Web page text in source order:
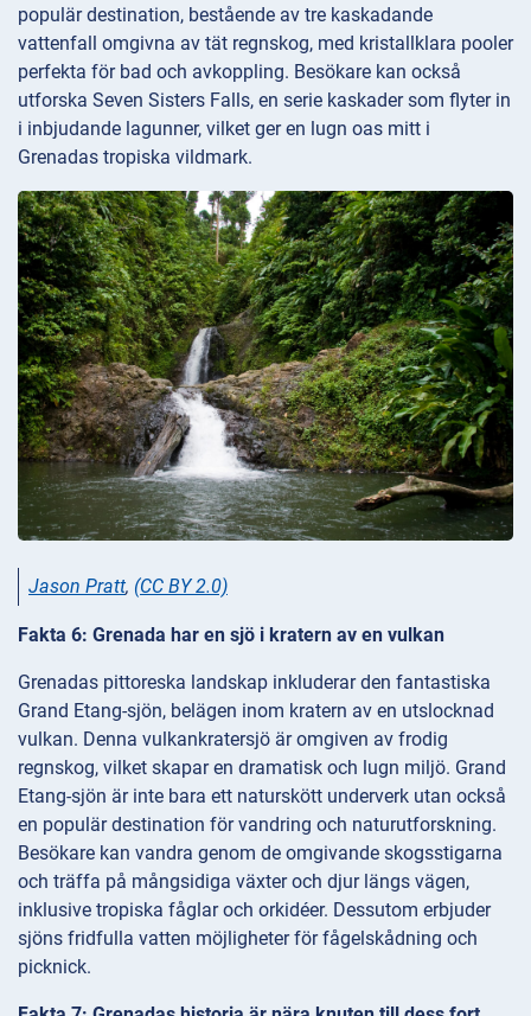
populär destination, bestående av tre kaskadande
vattenfall omgivna av tät regnskog, med kristallklara pooler
perfekta för bad och avkoppling. Besökare kan också
utforska Seven Sisters Falls, en serie kaskader som flyter in
i inbjudande lagunner, vilket ger en lugn oas mitt i
Grenadas tropiska vildmark.
Jason Pratt, (CC BY 2.0)
Fakta 6: Grenada har en sjö i kratern av en vulkan
Grenadas pittoreska landskap inkluderar den fantastiska
Grand Etang-sjön, belägen inom kratern av en utslocknad
vulkan. Denna vulkankratersjö är omgiven av frodig
regnskog, vilket skapar en dramatisk och lugn miljö. Grand
Etang-sjön är inte bara ett naturskött underverk utan också
en populär destination för vandring och naturutforskning.
Besökare kan vandra genom de omgivande skogsstigarna
och träffa på mångsidiga växter och djur längs vägen,
inklusive tropiska fåglar och orkidéer. Dessutom erbjuder
sjöns fridfulla vatten möjligheter för fågelskådning och
picknick.